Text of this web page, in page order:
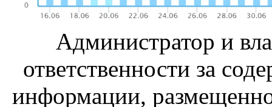
Администратор и
ответственности за
информации,